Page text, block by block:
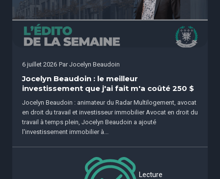
6 juillet 2026 Par Jocelyn Beaudoin
Jocelyn Beaudoin : le meilleur
investissement que j'ai fait m'a coûté 250 $
Jocelyn Beaudoin : animateur du Radar Multilogement, avocat
en droit du travail et investisseur immobilier Avocat en droit du
travail à temps plein, Jocelyn Beaudoin a ajouté
l'investissement immobilier à...
Lecture